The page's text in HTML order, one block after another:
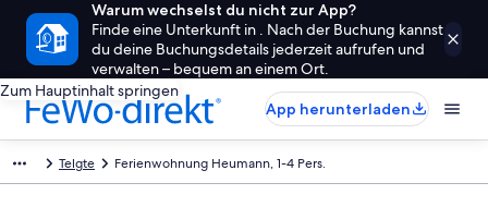
Warum wechselst du nicht zur App?
Finde eine Unterkunft in . Nach der Buchung kannst
du deine Buchungsdetails jederzeit aufrufen und
verwalten – bequem an einem Ort.
Zum Hauptinhalt springen
App herunterladen
Telgte Ferienwohnung Heumann, 1-4 Pers.